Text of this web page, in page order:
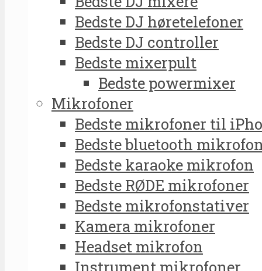
Bedste DJ høretelefoner
Bedste DJ controller
Bedste mixerpult
Bedste powermixer
Mikrofoner
Bedste mikrofoner til
Bedste bluetooth
Bedste karaoke mikrofon
Bedste RØDE mikrofoner
Bedste mikrofonstativer
Kamera mikrofoner
Headset mikrofon
Instrument mikrofoner